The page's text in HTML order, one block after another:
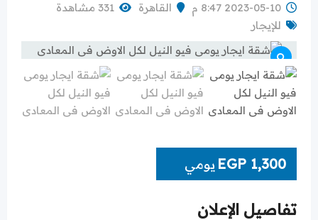
2023-05-10 8:47 م القاهرة
331 مشاهدة
للإيجار
EGP 1,300 يومي
تفاصيل الإعلان